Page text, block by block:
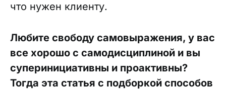
что нужен клиенту.
Любите свободу самовыражения, у вас
все хорошо с самодисциплиной и вы
суперинициативны и проактивны?
Тогда эта статья с подборкой способов